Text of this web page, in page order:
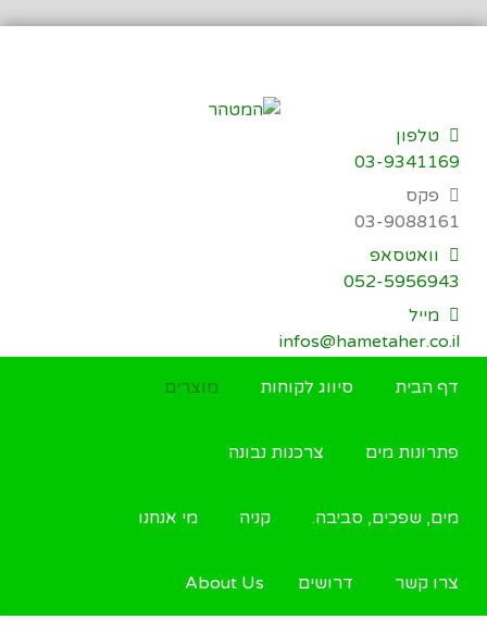
דילוג
טלפון
03-9341169
פקס
03-9088161
וואטסאפ
052-5956943
מייל
infos@hametaher.co.il
דף הבית סיווג לקוחות מוצרים
פתרונות מים צרכנות נבונה
מים, שפכים, סביבה. קניה מי אנחנו
צרו קשר דרושים About Us